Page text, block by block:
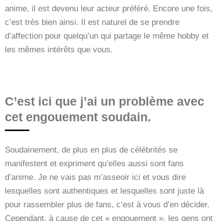
anime, il est devenu leur acteur préféré. Encore une fois,
c’est très bien ainsi. Il est naturel de se prendre
d’affection pour quelqu’un qui partage le même hobby et
les mêmes intérêts que vous.
C’est ici que j’ai un problème avec
cet engouement soudain.
Soudainement, de plus en plus de célébrités se
manifestent et expriment qu’elles aussi sont fans
d’anime. Je ne vais pas m’asseoir ici et vous dire
lesquelles sont authentiques et lesquelles sont juste là
pour rassembler plus de fans, c’est à vous d’en décider.
Cependant, à cause de cet « engouement », les gens ont